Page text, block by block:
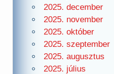
2025. december
2025. november
2025. október
2025. szeptember
2025. augusztus
2025. július